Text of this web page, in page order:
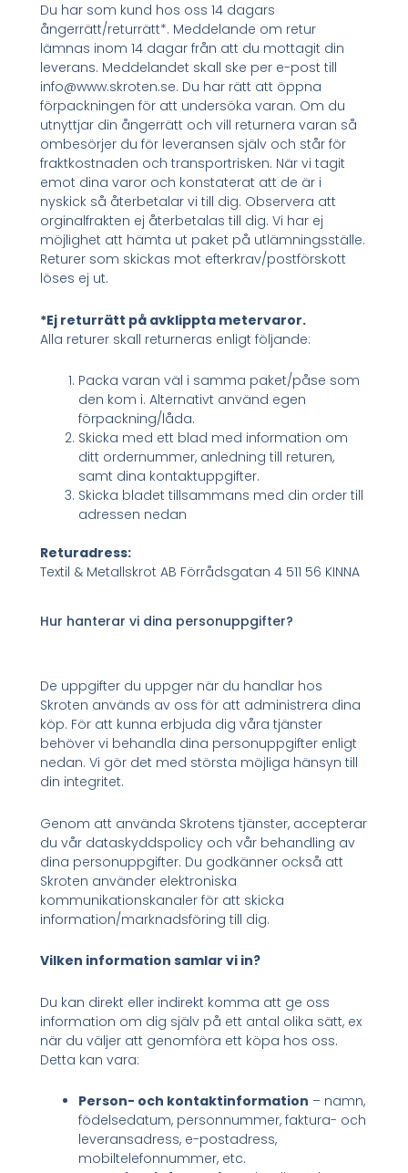
Du har som kund hos oss 14 dagars
ångerrätt/returrätt*. Meddelande om retur
lämnas inom 14 dagar från att du mottagit din
leverans. Meddelandet skall ske per e-post till
info@www.skroten.se. Du har rätt att öppna
förpackningen för att undersöka varan. Om du
utnyttjar din ångerrätt och vill returnera varan så
ombesörjer du för leveransen själv och står för
fraktkostnaden och transportrisken. När vi tagit
emot dina varor och konstaterat att de är i
nyskick så återbetalar vi till dig. Observera att
orginalfrakten ej återbetalas till dig. Vi har ej
möjlighet att hämta ut paket på utlämningsställe.
Returer som skickas mot efterkrav/postförskott
löses ej ut.
*Ej returrätt på avklippta metervaror.
Alla returer skall returneras enligt följande:
Packa varan väl i samma paket/påse som
den kom i. Alternativt använd egen
förpackning/låda.
Skicka med ett blad med information om
ditt ordernummer, anledning till returen,
samt dina kontaktuppgifter.
Skicka bladet tillsammans med din order till
adressen nedan
Returadress:
Textil & Metallskrot AB Förrådsgatan 4 511 56 KINNA
Hur hanterar vi dina personuppgifter?
De uppgifter du uppger när du handlar hos
Skroten används av oss för att administrera dina
köp. För att kunna erbjuda dig våra tjänster
behöver vi behandla dina personuppgifter enligt
nedan. Vi gör det med största möjliga hänsyn till
din integritet.
Genom att använda Skrotens tjänster, accepterar
du vår dataskyddspolicy och vår behandling av
dina personuppgifter. Du godkänner också att
Skroten använder elektroniska
kommunikationskanaler för att skicka
information/marknadsföring till dig.
Vilken information samlar vi in?
Du kan direkt eller indirekt komma att ge oss
information om dig själv på ett antal olika sätt, ex
när du väljer att genomföra ett köpa hos oss.
Detta kan vara:
Person- och kontaktinformation – namn,
födelsedatum, personnummer, faktura- och
leveransadress, e-postadress,
mobiltelefonnummer, etc.